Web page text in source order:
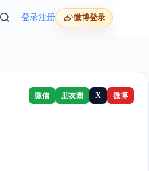
登录注册 微博登录
微信 朋友圈 X 微博